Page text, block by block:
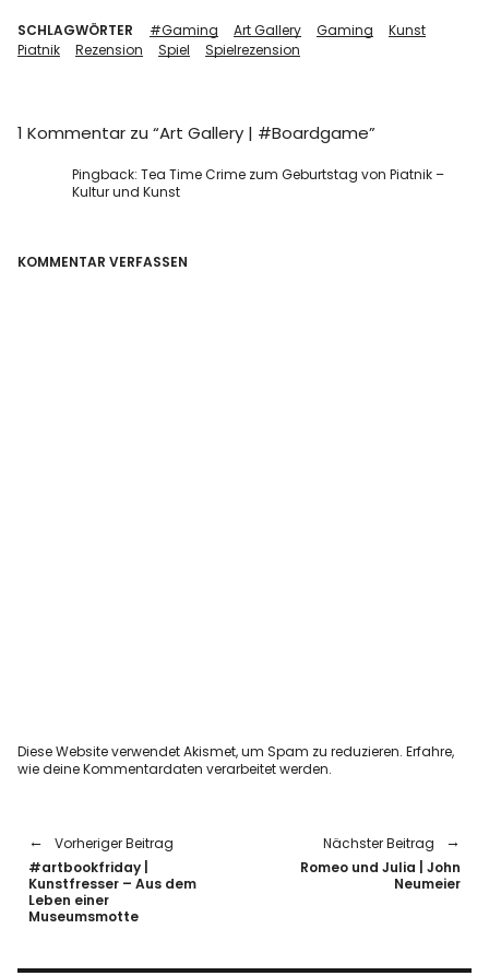
SCHLAGWÖRTER #Gaming Art Gallery Gaming
Kunst
Piatnik
Rezension Spiel Spielrezension
1 Kommentar zu “Art Gallery | #Boardgame”
Pingback:Tea Time Crime zum Geburtstag von Piatnik –
Kultur und Kunst
KOMMENTAR VERFASSEN
Diese Website verwendet Akismet, um Spam zu reduzieren.Erfahre,
wie deine Kommentardaten verarbeitet werden.
Vorheriger Beitrag
#artbookfriday |
Kunstfresser – Aus dem
Leben einer
Museumsmotte
Nächster Beitrag
Romeo und Julia | John
Neumeier